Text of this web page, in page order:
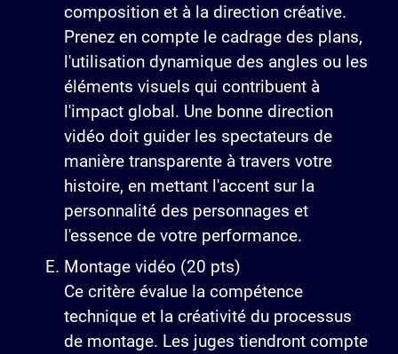
composition et à la direction créative.
Prenez en compte le cadrage des plans,
l'utilisation dynamique des angles ou les
éléments visuels qui contribuent à
l'impact global. Une bonne direction
vidéo doit guider les spectateurs de
manière transparente à travers votre
histoire, en mettant l'accent sur la
personnalité des personnages et
l'essence de votre performance.
Montage vidéo (20 pts)
Ce critère évalue la compétence
technique et la créativité du processus
de montage. Les juges tiendront compte